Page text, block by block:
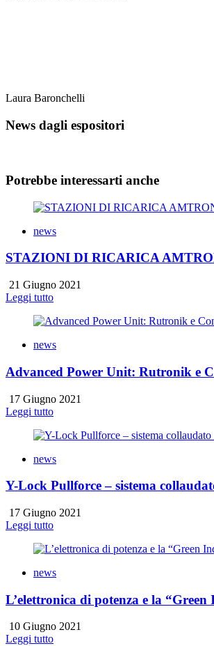
Laura Baronchelli
News dagli espositori
Potrebbe interessarti anche
news
STAZIONI DI RICARICA
21 Giugno 2021
Leggi tutto
news
Advanced Power Unit: Rutronik e
17 Giugno 2021
Leggi tutto
news
Y-Lock Pullforce – sistema
17 Giugno 2021
Leggi tutto
news
L’elettronica di potenza e la
10 Giugno 2021
Leggi tutto